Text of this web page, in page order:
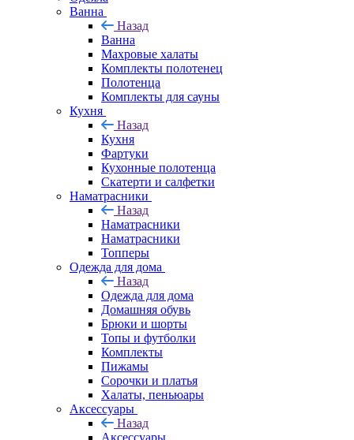
Ванна
Назад
Ванна
Махровые халаты
Комплекты полотенец
Полотенца
Комплекты для сауны
Кухня
Назад
Кухня
Фартуки
Кухонные полотенца
Скатерти и салфетки
Наматрасники
Назад
Наматрасники
Наматрасники
Топперы
Одежда для дома
Назад
Одежда для дома
Домашняя обувь
Брюки и шорты
Топы и футболки
Комплекты
Пижамы
Сорочки и платья
Халаты, пеньюары
Аксессуары
Назад
Аксессуары